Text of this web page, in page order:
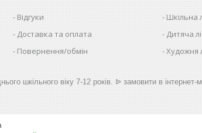
Відгуки
Доставка та оплата
Повернення/обмін
Шкільна
Дитяча
Художня
шкільного віку 7-12 років. ᐉ замовити в